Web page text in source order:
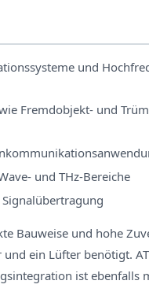
und
Fremdobjekt- und
und THz-Bereiche
Bauweise und hohe
ein Lüfter benötigt.
ist ebenfalls